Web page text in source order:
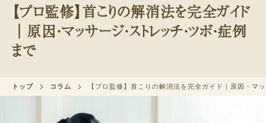
【プロ監修】首こりの解消法を完全ガイド
｜原因・マッサージ・ストレッチ・ツボ・症例
まで
トップ コラム 【プロ監修】首こりの解消法を完全ガイド｜原因・マ